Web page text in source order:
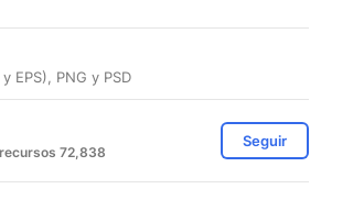
EPS), PNG y PSD
72,838
Seguir